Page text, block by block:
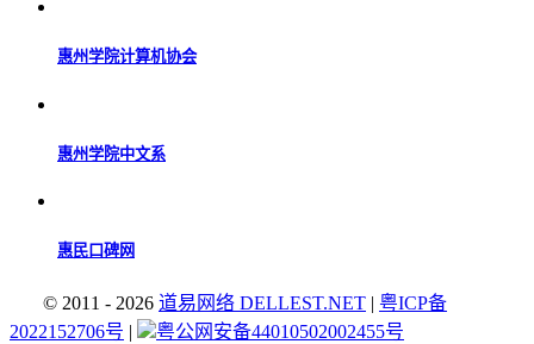
惠州学院计算机协会
惠州学院中文系
惠民口碑网
© 2011 - 2026 道易网络 DELLEST.NET | 粤ICP备
2022152706号 | 粤公网安备44010502002455号